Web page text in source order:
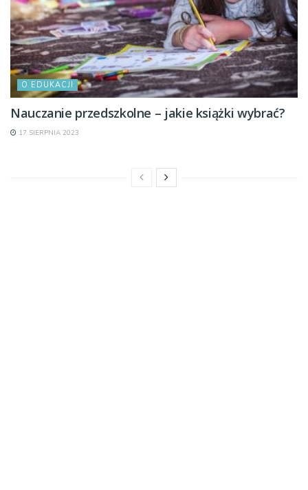
O EDUKACJI
Nauczanie przedszkolne – jakie książki wybrać?
17 SIERPNIA 2023